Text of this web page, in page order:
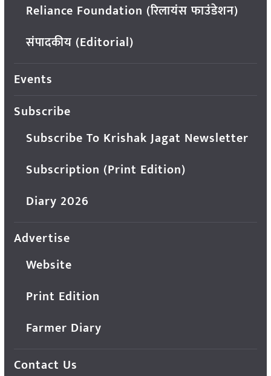
Reliance Foundation (रिलायंस फाउंडेशन)
संपादकीय (Editorial)
Events
Subscribe
Subscribe To Krishak Jagat Newsletter
Subscription (Print Edition)
Diary 2026
Advertise
Website
Print Edition
Farmer Diary
Contact Us